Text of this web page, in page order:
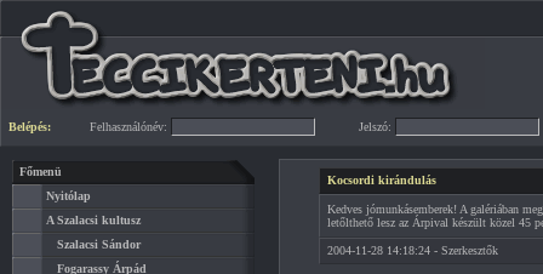
Belépés: Felhasználónév: Jelszó:
Főmenü
Nyitólap
A Szalacsi kultusz
Szalacsi Sándor
Fogarassy Árpád
Kocsordi kirándulás
Kedves jómunkásemberek! A galériában
letőlthető lesz az Árpival készült közel 45
2004-11-28 14:18:24 - Szerkesztők